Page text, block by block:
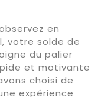
en
votre solde de
du palier
et motivante
choisi de
expérience